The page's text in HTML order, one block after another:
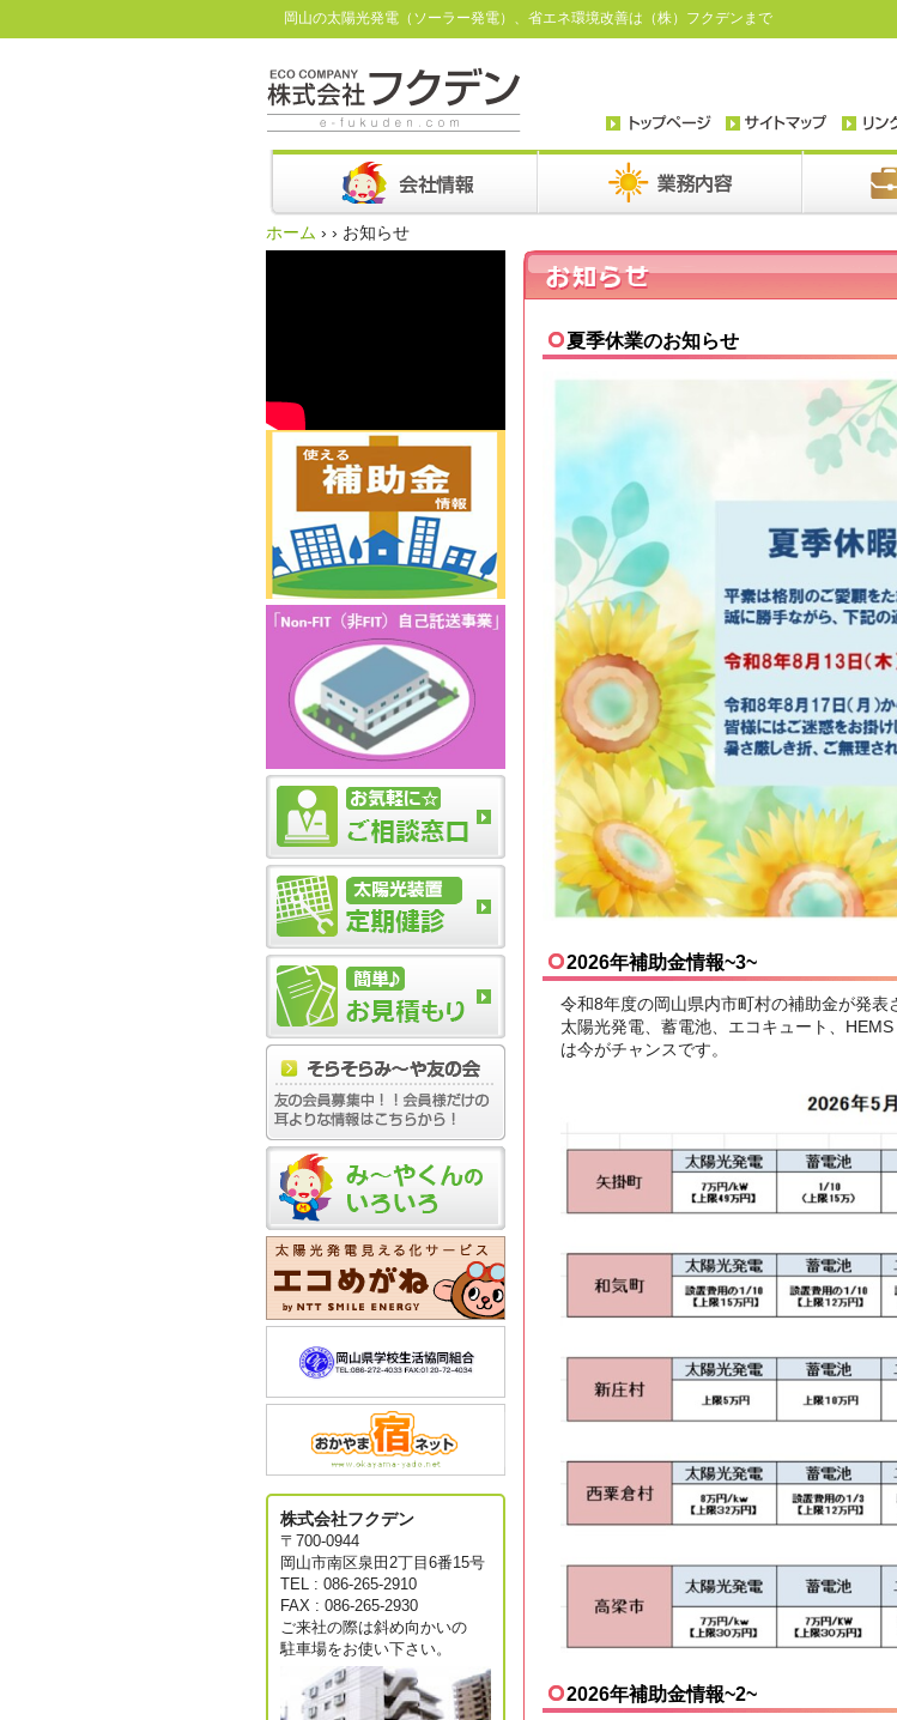
岡山の太陽光発電（ソーラー発電）、省エネ環境改善は（株）フクデンまで
ホーム › › お知らせ
夏季休業のお知らせ
2026年補助金情報~3~
令和8年度の岡山県内市町村の補助金が発表
太陽光発電、蓄電池、エコキュート、
は今がチャンスです。
2026年補助金情報~2~
株式会社フクデン
〒700-0944
岡山市南区泉田2丁目6番15号
TEL : 086-265-2910
FAX : 086-265-2930
ご来社の際は斜め向かいの
駐車場をお使い下さい。